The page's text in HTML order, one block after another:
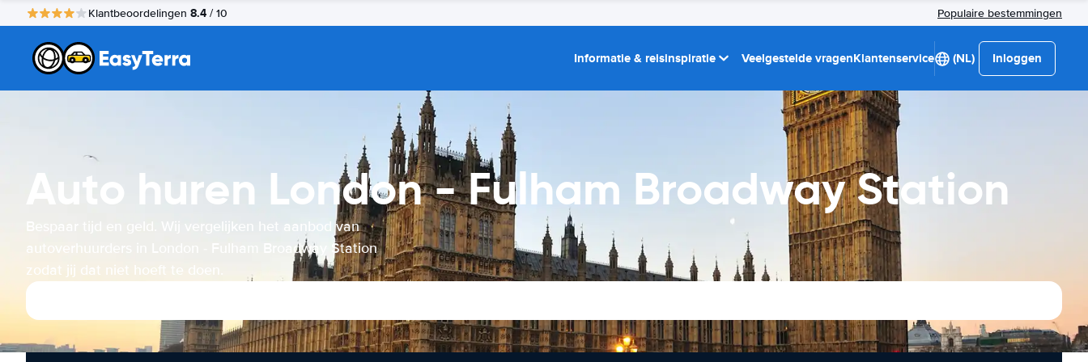
Klantbeoordelingen 8.4 / 10 Populaire bestemmingen
Informatie & reisinspiratie Veelgestelde vragenKlantenservice (NL) Inloggen
Auto huren London - Fulham Broadway Station
Bespaar tijd en geld. Wij vergelijken het aanbod van
autoverhuurders in London - Fulham Broadway Station
zodat jij dat niet hoeft te doen.